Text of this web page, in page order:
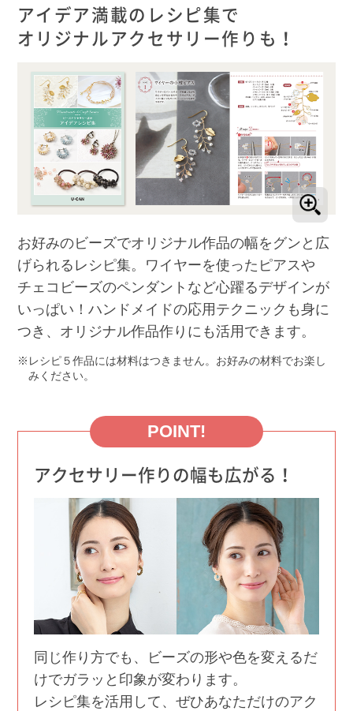
アイデア満載のレシピ集で
オリジナルアクセサリー作りも！
お好みのビーズでオリジナル作品の幅をグンと広
げられるレシピ集。ワイヤーを使ったピアスや
チェコビーズのペンダントなど心躍るデザインが
いっぱい！ハンドメイドの応用テクニックも身に
つき、オリジナル作品作りにも活用できます。
レシピ５作品には材料はつきません。お好みの材料でお楽し
みください。
POINT!
アクセサリー作りの幅も広がる！
同じ作り方でも、ビーズの形や色を変えるだ
けでガラッと印象が変わります。
レシピ集を活用して、ぜひあなただけのアク